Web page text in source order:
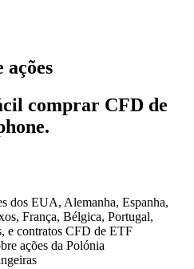
comprar CFD de
dos EUA, Alemanha, Espanha,
França, Bélgica, Portugal,
e contratos CFD de ETF
ações da Polónia